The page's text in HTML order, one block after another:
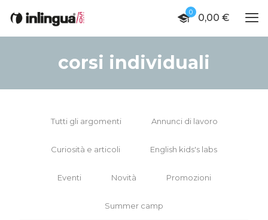
0 0,00 €
corsi individuali
Tutti gli argomenti Annunci di lavoro
Curiosità e articoli English kids's labs
Eventi Novità Promozioni
Summer camp